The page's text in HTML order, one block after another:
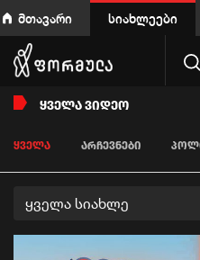
მთავარი სიახლეები
ᲧᲕᲔᲚᲐ ᲕᲘᲓᲔᲝ
ᲧᲕᲔᲚᲐ ᲐᲠᲩᲔᲕᲜᲔᲑᲘ
ყველა სიახლე